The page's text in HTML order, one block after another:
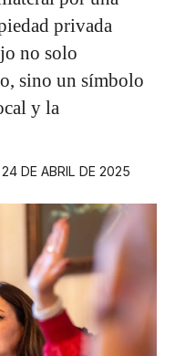
privada
no solo
sino un símbolo
y la
24 DE ABRIL DE 2025